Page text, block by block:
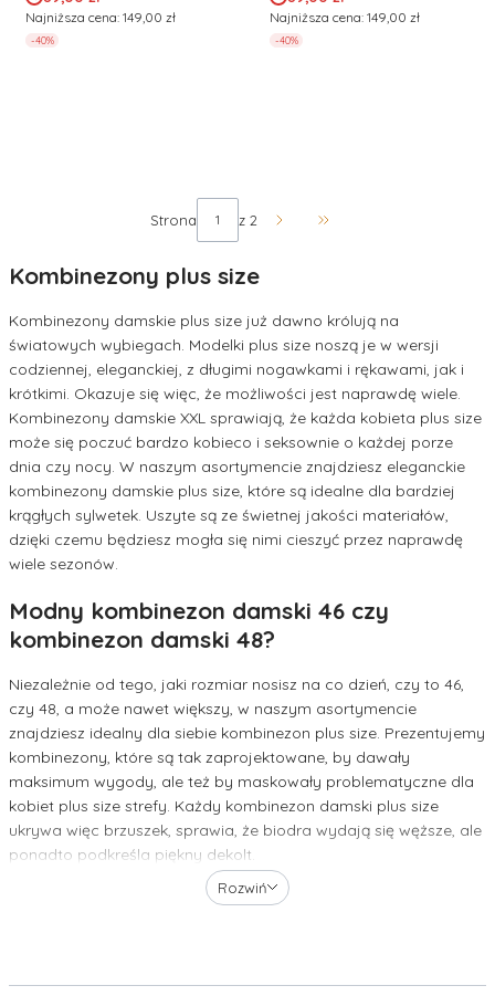
Najniższa cena: 149,00 zł
-40%
Najniższa cena: 149,00 zł
-40%
Strona z 2
Przejdź do ostatniej
Kombinezony plus size
Kombinezony damskie plus size już dawno królują na
światowych wybiegach. Modelki plus size noszą je w wersji
codziennej, eleganckiej, z długimi nogawkami i rękawami, jak i
krótkimi. Okazuje się więc, że możliwości jest naprawdę wiele.
Kombinezony damskie XXL sprawiają, że każda kobieta plus size
może się poczuć bardzo kobieco i seksownie o każdej porze
dnia czy nocy. W naszym asortymencie znajdziesz eleganckie
kombinezony damskie plus size, które są idealne dla bardziej
krągłych sylwetek. Uszyte są ze świetnej jakości materiałów,
dzięki czemu będziesz mogła się nimi cieszyć przez naprawdę
wiele sezonów.
Modny kombinezon damski 46 czy
kombinezon damski 48?
Niezależnie od tego, jaki rozmiar nosisz na co dzień, czy to 46,
czy 48, a może nawet większy, w naszym asortymencie
znajdziesz idealny dla siebie kombinezon plus size. Prezentujemy
kombinezony, które są tak zaprojektowane, by dawały
maksimum wygody, ale też by maskowały problematyczne dla
kobiet plus size strefy. Każdy kombinezon damski plus size
ukrywa więc brzuszek, sprawia, że biodra wydają się węższe, ale
ponadto podkreśla piękny dekolt.
Kombinezon plus size na wesele
Rozwiń